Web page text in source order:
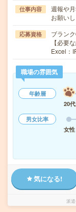
仕事内容
週報や
お願い
応募資格
ブラン
【必要
Excel：
職場の雰囲気
年齢層
20代
男女比率
女性
気になる!
派